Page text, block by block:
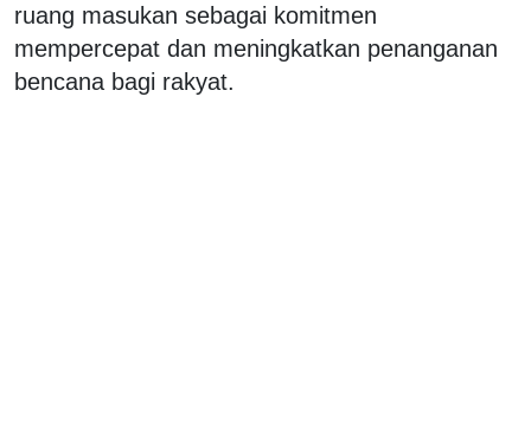
ruang masukan sebagai komitmen
mempercepat dan meningkatkan penanganan
bencana bagi rakyat.